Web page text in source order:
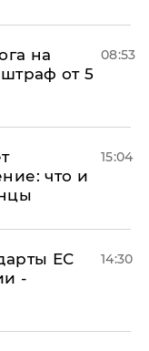
на
от 5
08:53
что и
15:04
ЕС
-
14:30